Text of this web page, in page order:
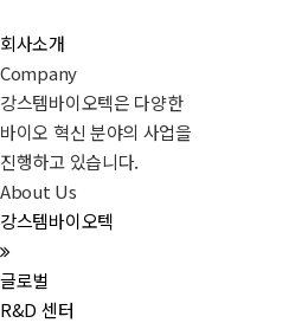
회사소개
Company
강스템바이오텍은 다양한
바이오 혁신 분야의 사업을
진행하고 있습니다.
About Us
강스템바이오텍
글로벌
R&D 센터